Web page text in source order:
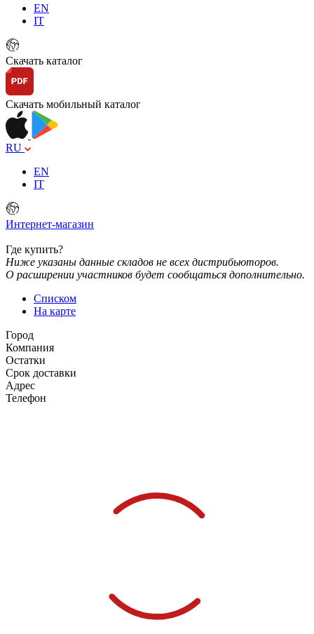
EN
IT
Скачать каталог
Скачать мобильный каталог
RU
EN
IT
Интернет-магазин
Где купить?
Ниже указаны данные складов не всех дистрибьюторов.
О расширении участников будет сообщаться дополнительно.
Списком
На карте
Город
Компания
Остатки
Срок доставки
Адрес
Телефон